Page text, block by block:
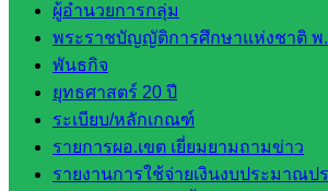
ผู้อำนวยการกลุ่ม
พระราชบัญญัติการศึกษาแห่งชาติ พ.
พันธกิจ
ยุทธศาสตร์ 20 ปี
ระเบียบ/หลักเกณฑ์
รายการผอ.เขต เยี่ยมยามถามข่าว
รายงานการใช้จ่ายเงินงบประมาณป
กลุ่
มอำนวย
การ
กลุ่ม
บริหาร
งานงาน
เงินและ